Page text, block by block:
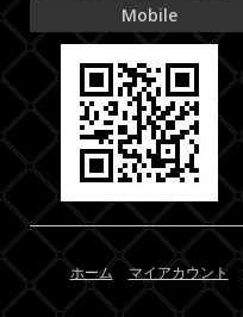
Mobile
ホーム マイアカウント